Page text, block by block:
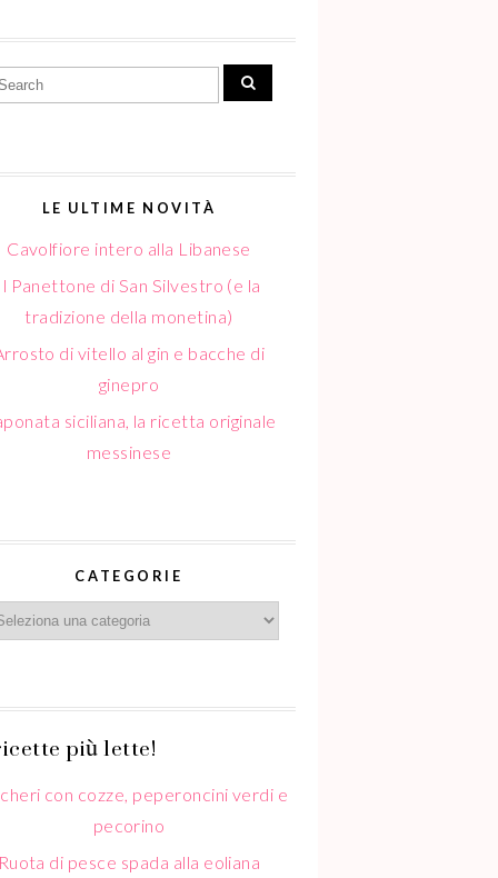
LE ULTIME NOVITÀ
Cavolfiore intero alla Libanese
Panettone di San Silvestro (e la
tradizione della monetina)
di vitello al gin e bacche di
ginepro
siciliana, la ricetta originale
messinese
CATEGORIE
più lette!
con cozze, peperoncini verdi e
pecorino
di pesce spada alla eoliana